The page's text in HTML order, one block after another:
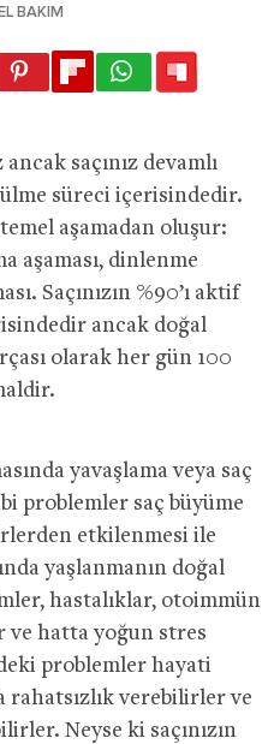
BAKIM
saçınız devamlı
süreci içerisindedir.
aşamadan oluşur:
aşaması, dinlenme
Saçınızın %90’ı aktif
ancak doğal
olarak her gün 100
yavaşlama veya saç
problemler saç büyüme
etkilenmesi ile
yaşlanmanın doğal
hastalıklar, otoimmün
ve hatta yoğun stres
problemler hayati
verebilirler ve
Neyse ki saçınızın